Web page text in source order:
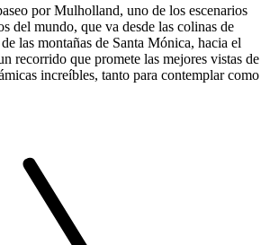
por Mulholland, uno de los escenarios
del mundo, que va desde las colinas de
las montañas de Santa Mónica, hacia el
recorrido que promete las mejores vistas de
increíbles, tanto para contemplar como